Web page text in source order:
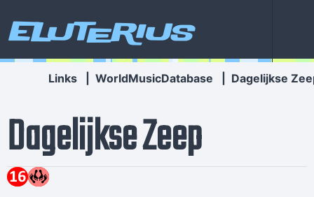
Eluterius
Links WorldMusicDatabase Dagelijkse
Dagelijkse Zeep